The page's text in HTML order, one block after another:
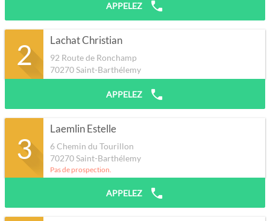
APPELEZ
2 Lachat Christian
92 Route de Ronchamp
70270Saint-Barthélemy
APPELEZ
3
Laemlin Estelle
6 Chemin du Tourillon
70270Saint-Barthélemy
Pas de prospection.
APPELEZ